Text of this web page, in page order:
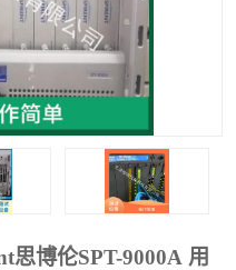
思博伦SPT-9000A 用
思博伦Spirent SPT-9000A